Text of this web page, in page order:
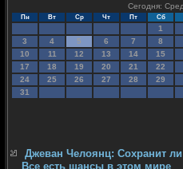
Сегодня:
Пн Вт Ср Чт Пт Сб
1
3
4 5 6 7 8
10
11 12 13 14 15
17
18 19 20 21 22
24
25 26 27 28 29
31
Джеван Челоянц: Сохранит
Все есть шансы в этом мире